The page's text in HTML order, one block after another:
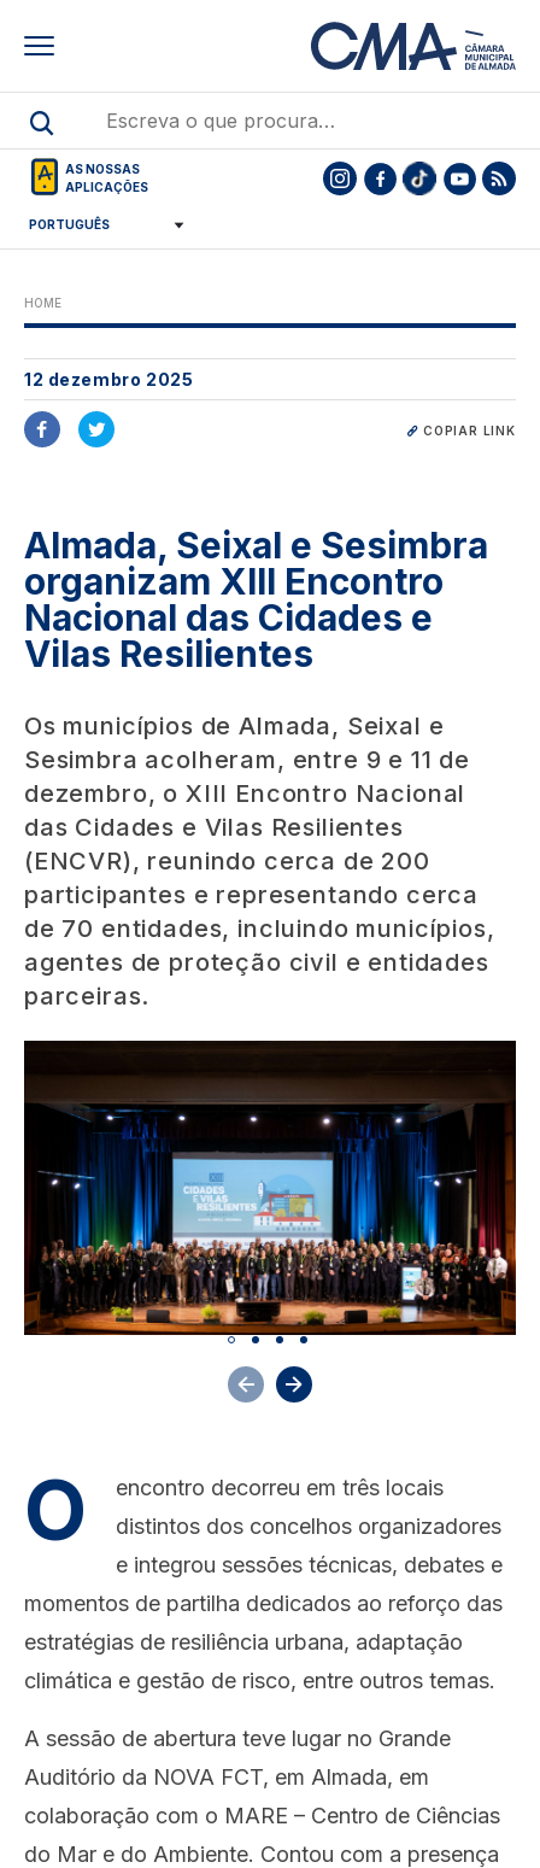
AS NOSSAS
APLICAÇÕES
HOME
12 dezembro 2025
COPIAR LINK
Almada, Seixal e Sesimbra
organizam XIII Encontro
Nacional das Cidades e
Vilas Resilientes
Os municípios de Almada, Seixal e
Sesimbra acolheram, entre 9 e 11 de
dezembro, o XIII Encontro Nacional
das Cidades e Vilas Resilientes
(ENCVR), reunindo cerca de 200
participantes e representando cerca
de 70 entidades, incluindo municípios,
agentes de proteção civil e entidades
parceiras.
O
encontro decorreu em três locais
distintos dos concelhos organizadores
e integrou sessões técnicas, debates e
momentos de partilha dedicados ao reforço das
estratégias de resiliência urbana, adaptação
climática e gestão de risco, entre outros temas.
A sessão de abertura teve lugar no Grande
Auditório da NOVA FCT, em Almada, em
colaboração com o MARE – Centro de Ciências
do Mar e do Ambiente. Contou com a presença